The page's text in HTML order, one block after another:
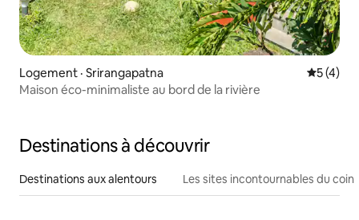
Logement · Srirangapatna Note
5 (4)
Maison éco-minimaliste au bord de la rivière
Destinations à découvrir
Destinations aux alentours Les sites incontournables du coin